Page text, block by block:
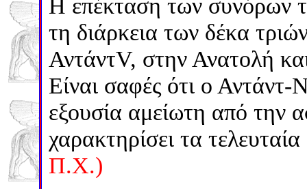
Η επέκταση των συνόρων
τη διάρκεια των δέκα
ΑντάντV, στην Ανατολή
Είναι σαφές ότι ο Αντάντ-
εξουσία αμείωτη από την
χαρακτηρίσει τα
Π.Χ.)